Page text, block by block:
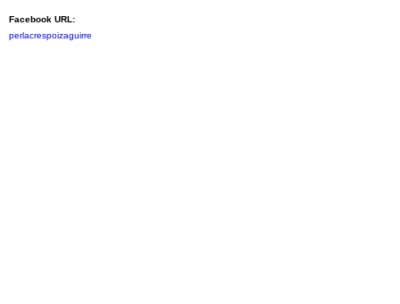
Facebook URL:
perlacrespoizaguirre